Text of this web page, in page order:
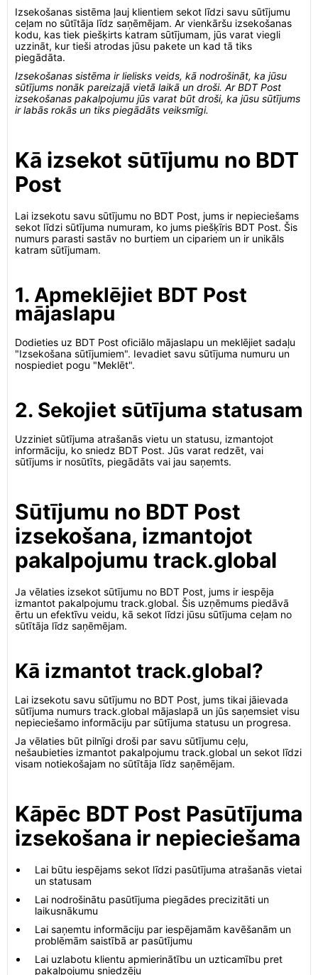
Izsekošanas sistēma ļauj klientiem sekot līdzi savu sūtījumu
ceļam no sūtītāja līdz saņēmējam. Ar vienkāršu izsekošanas
kodu, kas tiek piešķirts katram sūtījumam, jūs varat viegli
uzzināt, kur tieši atrodas jūsu pakete un kad tā tiks
piegādāta.
Izsekošanas sistēma ir lielisks veids, kā nodrošināt, ka jūsu
sūtījums nonāk pareizajā vietā laikā un droši. Ar BDT Post
izsekošanas pakalpojumu jūs varat būt droši, ka jūsu sūtījums
ir labās rokās un tiks piegādāts veiksmīgi.
Kā izsekot sūtījumu no BDT
Post
Lai izsekotu savu sūtījumu no BDT Post, jums ir nepieciešams
sekot līdzi sūtījuma numuram, ko jums piešķīris BDT Post. Šis
numurs parasti sastāv no burtiem un cipariem un ir unikāls
katram sūtījumam.
1. Apmeklējiet BDT Post
mājaslapu
Dodieties uz BDT Post oficiālo mājaslapu un meklējiet sadaļu
"Izsekošana sūtījumiem". Ievadiet savu sūtījuma numuru un
nospiediet pogu "Meklēt".
2. Sekojiet sūtījuma statusam
Uzziniet sūtījuma atrašanās vietu un statusu, izmantojot
informāciju, ko sniedz BDT Post. Jūs varat redzēt, vai
sūtījums ir nosūtīts, piegādāts vai jau saņemts.
Sūtījumu no BDT Post
izsekošana, izmantojot
pakalpojumu track.global
Ja vēlaties izsekot sūtījumu no BDT Post, jums ir iespēja
izmantot pakalpojumu track.global. Šis uzņēmums piedāvā
ērtu un efektīvu veidu, kā sekot līdzi jūsu sūtījuma ceļam no
sūtītāja līdz saņēmējam.
Kā izmantot track.global?
Lai izsekotu savu sūtījumu no BDT Post, jums tikai jāievada
sūtījuma numurs track.global mājaslapā un jūs saņemsiet visu
nepieciešamo informāciju par sūtījuma statusu un progresa.
Ja vēlaties būt pilnīgi droši par savu sūtījumu ceļu,
nešaubieties izmantot pakalpojumu track.global un sekot līdzi
visam notiekošajam no sūtītāja līdz saņēmējam.
Kāpēc BDT Post Pasūtījuma
izsekošana ir nepieciešama
Lai būtu iespējams sekot līdzi pasūtījuma atrašanās vietai
un statusam
Lai nodrošinātu pasūtījuma piegādes precizitāti un
laikusnākumu
Lai saņemtu informāciju par iespējamām kavēšanām un
problēmām saistībā ar pasūtījumu
Lai uzlabotu klientu apmierinātību un uzticamību pret
pakalpojumu sniedzēju